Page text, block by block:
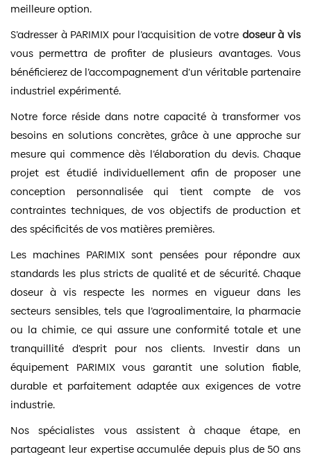
meilleure option.
S’adresser à PARIMIX pour l’acquisition de votre doseur à vis
vous permettra de profiter de plusieurs avantages. Vous
bénéficierez de l’accompagnement d’un véritable partenaire
industriel expérimenté.
Notre force réside dans notre capacité à transformer vos
besoins en solutions concrètes, grâce à une approche sur
mesure qui commence dès l’élaboration du devis. Chaque
projet est étudié individuellement afin de proposer une
conception personnalisée qui tient compte de vos
contraintes techniques, de vos objectifs de production et
des spécificités de vos matières premières.
Les machines PARIMIX sont pensées pour répondre aux
standards les plus stricts de qualité et de sécurité. Chaque
doseur à vis respecte les normes en vigueur dans les
secteurs sensibles, tels que l’agroalimentaire, la pharmacie
ou la chimie, ce qui assure une conformité totale et une
tranquillité d’esprit pour nos clients. Investir dans un
équipement PARIMIX vous garantit une solution fiable,
durable et parfaitement adaptée aux exigences de votre
industrie.
Nos spécialistes vous assistent à chaque étape, en
partageant leur expertise accumulée depuis plus de 50 ans